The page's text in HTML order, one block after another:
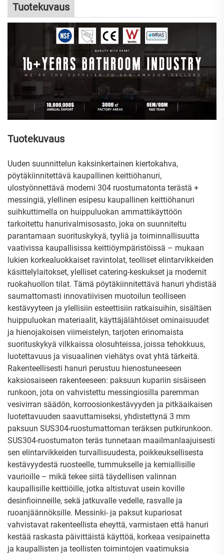
Tuotekuvaus
Tuotekuvaus
Uuden suunnittelun kaksinkertainen kiertokahva,
pöytäkiinnitettävä kaupallinen keittiöhanuri,
ulostyönnettävä moderni 304 ruostumatonta terästä +
messingiä, ylellinen esipesu kaupallinen keittiöhanuri
suihkuttimella on huippuluokan ammattikäyttöön
tarkoitettu hanurivalmisosasto, joka on suunniteltu
parantamaan suorituskykyä, tyyliä ja toiminnallisuutta
vaativissa kaupallisissa keittiöympäristöissä – mukaan
lukien korkealuokkaiset ravintolat, teolliset elintarvikkeiden
käsittelylaitokset, ylelliset catering-keskukset ja modernit
ruokahuollon tilat. Tämä pöytäkiinnitettävä hanuri yhdistää
saumattomasti innovatiivisen muotoilun teolliseen
kestävyyteen ja ylellisiin esteettisiin ratkaisuihin, sisältäen
huippuluokan materiaalit, käyttäjälähtöiset ominaisuudet
ja hienojakoisen viimeistelyn, tarjoten erinomaista
suorituskykyä vilkkaissa olosuhteissa, joissa tehokkuus,
luotettavuus ja visuaalinen viehätys ovat yhtä tärkeitä.
Rakenteellisesti hanuri perustuu hienostuneeseen
kaksiosaiseen rakenteeseen: paksuun kupariin sisäiseen
runkoon, jota on vahvistettu messingiosilla paremman
vesivirran säädön, korroosionkestävyyden ja pitkäaikaisen
luotettavuuden saavuttamiseksi, yhdistettynä 3 mm
paksuun SUS304-ruostumattoman teräksen putkirunkoon.
SUS304-ruostumaton teräs tunnetaan maailmanlaajuisesti
sen elintarvikkeiden turvallisuudesta, poikkeuksellisesta
kestävyydestä ruosteelle, tummukselle ja kemiallisille
vaurioille – mikä tekee siitä täydellisen valinnan
kaupallisille keittiöille, jotka altistuvat usein koville
desinfioinneille, sekä jatkuvalle vedelle, rasvalle ja
ruoanjäännöksille. Messinki- ja paksut kupariosat
vahvistavat rakenteellista eheyttä, varmistaen että hanuri
kestää raskasta päivittäistä käyttöä, korkeaa vesipainetta
ja kaupallisten ja teollisten toimintojen vaatimuksia